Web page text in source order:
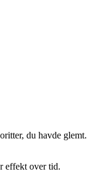
du havde glemt.
effekt over tid.